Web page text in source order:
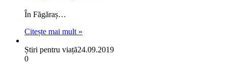
În Făgăraș…
Citește mai mult »
Știri pentru viață24.09.2019
0